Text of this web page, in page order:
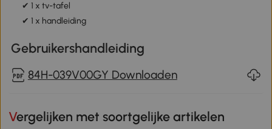
✔ 1 x tv-tafel
✔ 1 x handleiding
Gebruikershandleiding
84H-039V00GY Downloaden
Vergelijken met soortgelijke artikelen